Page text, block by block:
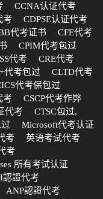
CCNA认证代考
考
CDPSE认证代考
代考证书
CFE代考
CPIM代考包过
代考
CRE代考
代考包过
CLTD代考
代考保包过
考
CSCP代考作弊
代考
CTSC包过,
Microsoft代考认证
考
英语考试代考
考
所有考试认证
認證代考
ANP認證代考